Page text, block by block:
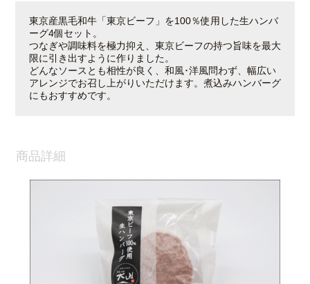
東京産黒毛和牛「東京ビーフ」を100％使用した生ハンバ
ーグ4個セット。
つなぎや調味料を極力抑え、東京ビーフの持つ旨味を最大
限に引き出すように作りました。
どんなソースとも相性が良く、和風･洋風問わず、幅広い
アレンジでお召し上がりいただけます。煮込みハンバーグ
にもおすすめです。
商品詳細